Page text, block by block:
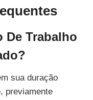
De Trabalho
sua duração
previamente